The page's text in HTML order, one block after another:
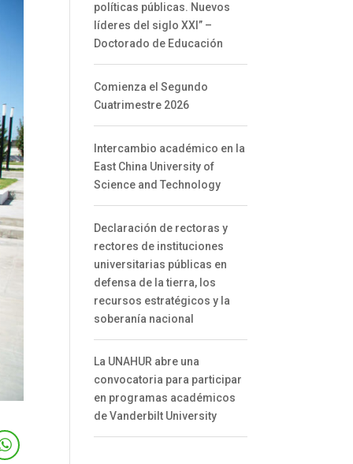
políticas públicas. Nuevos
líderes del siglo XXI” –
Doctorado de Educación
Comienza el Segundo
Cuatrimestre 2026
Intercambio académico en la
East China University of
Science and Technology
Declaración de rectoras y
rectores de instituciones
universitarias públicas en
defensa de la tierra, los
recursos estratégicos y la
soberanía nacional
La UNAHUR abre una
convocatoria para participar
en programas académicos
de Vanderbilt University